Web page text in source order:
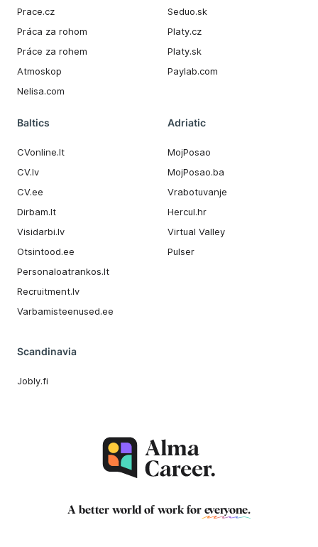
Prace.cz
Práca za rohom
Práce za rohem
Atmoskop
Nelisa.com
Seduo.sk
Platy.cz
Platy.sk
Paylab.com
Baltics
CVonline.lt
CV.lv
CV.ee
Dirbam.It
Visidarbi.lv
Otsintood.ee
Personaloatrankos.lt
Recruitment.lv
Varbamisteenused.ee
Adriatic
MojPosao
MojPosao.ba
Vrabotuvanje
Hercul.hr
Virtual Valley
Pulser
Scandinavia
Jobly.fi
A better world of work for everyone.